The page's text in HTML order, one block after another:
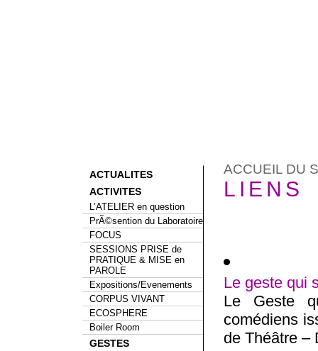
ACTUALITES
ACTIVITES
L’ATELIER en question
PrÃ©sention du Laboratoire
FOCUS
SESSIONS PRISE de
PRATIQUE & MISE en
PAROLE
Expositions/Evenements
CORPUS VIVANT
ECOSPHERE
Boiler Room
GESTES
ACCUEIL DU
LIENS
Le geste qui
Le Geste
comédiens
de Théâtre –